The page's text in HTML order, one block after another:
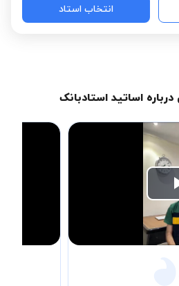
انتخاب استاد
اساتید استادبانک
Play
Video